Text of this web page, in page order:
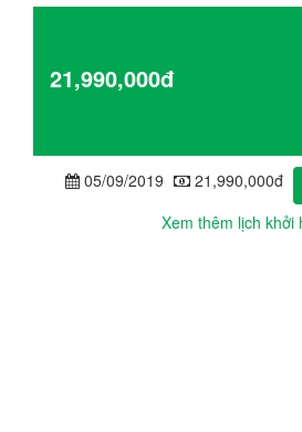
21,990,000đ
05/09/2019 21,990,000đ
Xem thêm lịch khởi